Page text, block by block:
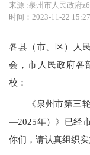
来源 :泉州市人民政府
时间：2023-11-22 15:27
各县（市、区）人
会，市人民政府各
校：
《泉州市第三
—2025年）》已经
你们，请认真组织实